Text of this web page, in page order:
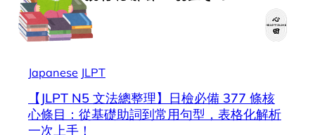
Japanese JLPT
【JLPT N5 文法總整理】日檢必備 377 條核
心條目：從基礎助詞到常用句型，表格化解析
一次上手！